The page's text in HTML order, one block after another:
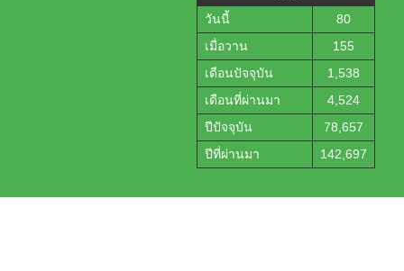
วันนี้
80
เมื่อวาน
155
เดือนปัจจุบัน
1,538
เดือนที่ผ่านมา
4,524
ปีปัจจุบัน
78,657
ปีที่ผ่านมา
142,697